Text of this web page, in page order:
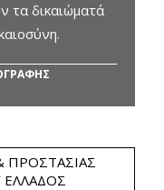
τα δικαιώματά
ΠΡΟΣΤΑΣΊΑΣ